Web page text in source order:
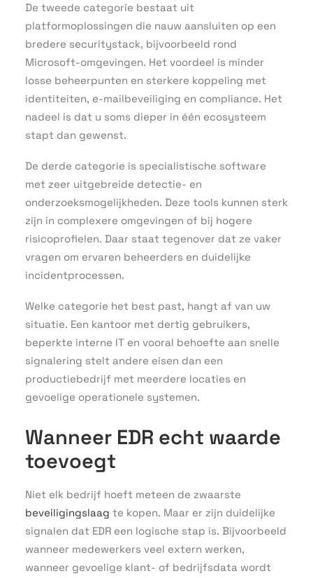
De tweede categorie bestaat uit
platformoplossingen die nauw aansluiten op een
bredere securitystack, bijvoorbeeld rond
Microsoft-omgevingen. Het voordeel is minder
losse beheerpunten en sterkere koppeling met
identiteiten, e-mailbeveiliging en compliance. Het
nadeel is dat u soms dieper in één ecosysteem
stapt dan gewenst.
De derde categorie is specialistische software
met zeer uitgebreide detectie- en
onderzoeksmogelijkheden. Deze tools kunnen sterk
zijn in complexere omgevingen of bij hogere
risicoprofielen. Daar staat tegenover dat ze vaker
vragen om ervaren beheerders en duidelijke
incidentprocessen.
Welke categorie het best past, hangt af van uw
situatie. Een kantoor met dertig gebruikers,
beperkte interne IT en vooral behoefte aan snelle
signalering stelt andere eisen dan een
productiebedrijf met meerdere locaties en
gevoelige operationele systemen.
Wanneer EDR echt waarde
toevoegt
Niet elk bedrijf hoeft meteen de zwaarste
beveiligingslaag te kopen. Maar er zijn duidelijke
signalen dat EDR een logische stap is. Bijvoorbeeld
wanneer medewerkers veel extern werken,
wanneer gevoelige klant- of bedrijfsdata wordt